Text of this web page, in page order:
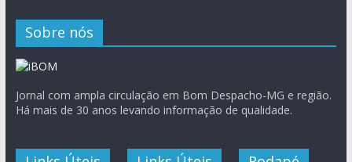
Sobre nós
Jornal com ampla circulação em Bom Despacho-MG e região.
Há mais de 30 anos levando informação de qualidade.